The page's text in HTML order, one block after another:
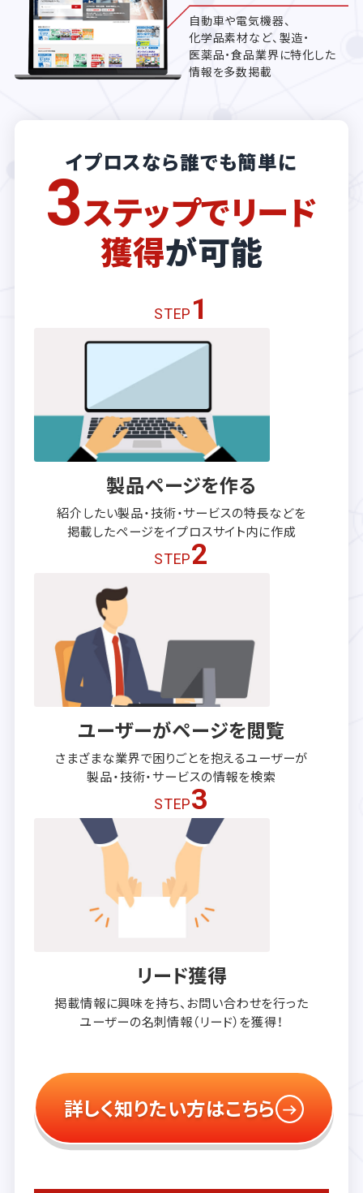
自動車や電気機器、
化学品素材など、製造・
医薬品・食品業界に特化した
情報を多数掲載
イプロスなら誰でも簡単に
3ステップでリード
獲得が可能
STEP 1
製品ページを作る
紹介したい製品・技術・サービスの特長などを
掲載したページをイプロスサイト内に作成
STEP2
ユーザーがページを閲覧
さまざまな業界で困りごとを抱えるユーザーが
製品・技術・サービスの情報を検索
STEP3
リード獲得
掲載情報に興味を持ち、 お問い合わせを行った
ユーザーの名刺情報（リード）を獲得！
詳しく知りたい方はこちら